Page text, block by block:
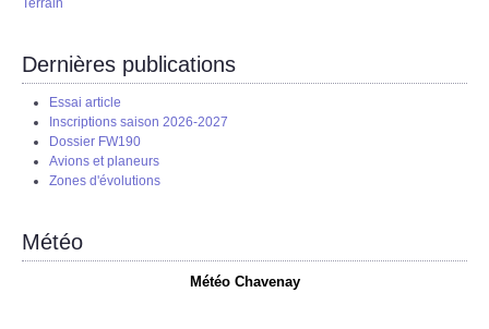
Dernières publications
Essai article
Inscriptions saison 2026-2027
Dossier FW190
Avions et planeurs
Zones d'évolutions
Météo
Météo Chavenay